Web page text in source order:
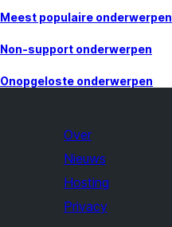
Meest populaire onderwerpen
Non-support onderwerpen
Onopgeloste onderwerpen
Over
Nieuws
Hosting
Privacy